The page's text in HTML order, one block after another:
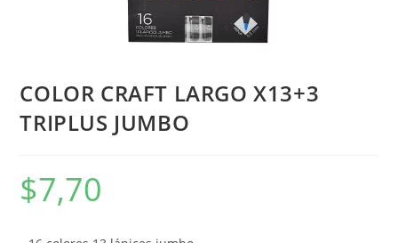
COLOR CRAFT LARGO X13+3
TRIPLUS JUMBO
$7,70